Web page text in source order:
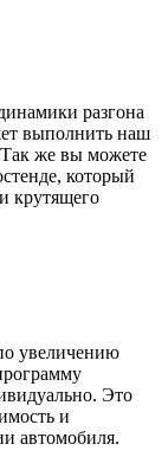
разгона
выполнить наш
же вы можете
который
крутящего
увеличению
Это
и
автомобиля.